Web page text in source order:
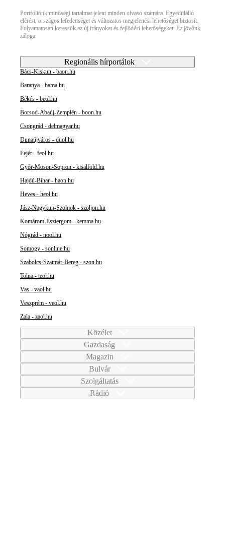
Portfóliónk minőségi tartalmat jelent minden olvasó számára. Egyedülálló
elérést, országos lefedettséget és változatos megjelenési lehetőséget biztosít.
Folyamatosan keressük az új irányokat és fejlődési lehetőségeket. Ez jövőnk
záloga.
Regionális hírportálok
Bács-Kiskun - baon.hu
Baranya - bama.hu
Békés - beol.hu
Borsod-Abaúj-Zemplén - boon.hu
Csongrád - delmagyar.hu
Dunaújváros - duol.hu
Fejér - feol.hu
Győr-Moson-Sopron - kisalfold.hu
Hajdú-Bihar - haon.hu
Heves - heol.hu
Jász-Nagykun-Szolnok - szoljon.hu
Komárom-Esztergom - kemma.hu
Nógrád - nool.hu
Somogy - sonline.hu
Szabolcs-Szatmár-Bereg - szon.hu
Tolna - teol.hu
Vas - vaol.hu
Veszprém - veol.hu
Zala - zaol.hu
Közélet
Gazdaság
Magazin
Bulvár
Szolgáltatás
Rádió